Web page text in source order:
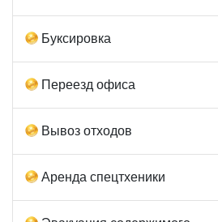
Буксировка
Переезд офиса
Вывоз отходов
Аренда спецтхеники